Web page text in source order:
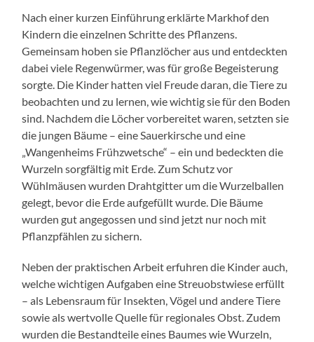
Nach einer kurzen Einführung erklärte Markhof den
Kindern die einzelnen Schritte des Pflanzens.
Gemeinsam hoben sie Pflanzlöcher aus und entdeckten
dabei viele Regenwürmer, was für große Begeisterung
sorgte. Die Kinder hatten viel Freude daran, die Tiere zu
beobachten und zu lernen, wie wichtig sie für den Boden
sind. Nachdem die Löcher vorbereitet waren, setzten sie
die jungen Bäume – eine Sauerkirsche und eine
„Wangenheims Frühzwetsche“ – ein und bedeckten die
Wurzeln sorgfältig mit Erde. Zum Schutz vor
Wühlmäusen wurden Drahtgitter um die Wurzelballen
gelegt, bevor die Erde aufgefüllt wurde. Die Bäume
wurden gut angegossen und sind jetzt nur noch mit
Pflanzpfählen zu sichern.
Neben der praktischen Arbeit erfuhren die Kinder auch,
welche wichtigen Aufgaben eine Streuobstwiese erfüllt
– als Lebensraum für Insekten, Vögel und andere Tiere
sowie als wertvolle Quelle für regionales Obst. Zudem
wurden die Bestandteile eines Baumes wie Wurzeln,